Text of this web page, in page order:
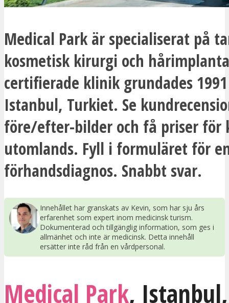
Medical Park är specialiserat på
kosmetisk kirurgi och
certifierade klinik grundades
Istanbul, Turkiet. Se
före/efter-bilder och få priser för
utomlands. Fyll i formuläret för
förhandsdiagnos. Snabbt svar.
Innehållet har granskats av Kevin, som har sju års
erfarenhet som expert inom medicinsk turism.
Dokumenterad och tillgänglig information, som ges i
allmänhet och inte är medicinsk. Detta innehåll
ersätter inte råd från en vårdpersonal.
Medical Park, Istanbul